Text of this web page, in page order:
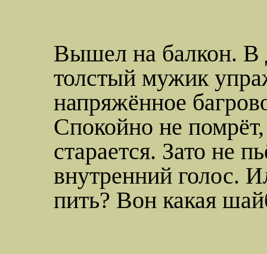
Вышел на балкон. В
толстый мужик
напряжённое
Спокойно не
старается. Зато не
внутренний голос.
пить? Вон какая